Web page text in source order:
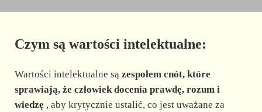
Czym są wartości intelektualne:
Wartości intelektualne są zespołem cnót, które
sprawiają, że człowiek docenia prawdę, rozum i
wiedzę , aby krytycznie ustalić, co jest uważane za